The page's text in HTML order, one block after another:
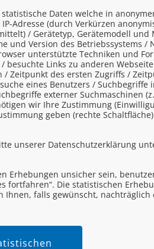
Daten welche in
Adresse (durch Verkürzen
/ Gerätetyp, Gerätemodell und
und Version des Betriebssystems /
unterstützte Techniken und
besuchte Links zu anderen
/ Zeitpunkt des ersten Zugriffs /
eines Benutzers / Suchbegriffe
externer Suchmaschinen
wir Ihre Zustimmung
geben (rechte
unserer Datenschutzerklärung
Erhebungen unsicher sein,
fortfahren“. Die statistischen
Ihnen, falls gewünscht, nachträglich
müssen Sie sich in unserem
anmelden. Falls Sie noch
besitzen, können Sie sich
einfachhier registrieren.
Kontakt
Lebensmittelüberwachung